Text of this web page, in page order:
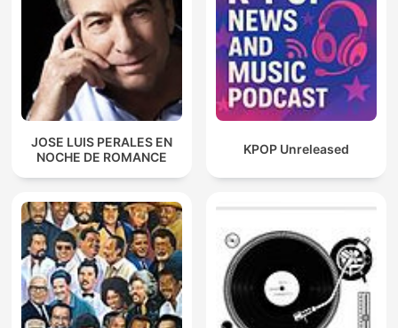
JOSE LUIS PERALES EN
NOCHE DE ROMANCE
KPOP Unreleased